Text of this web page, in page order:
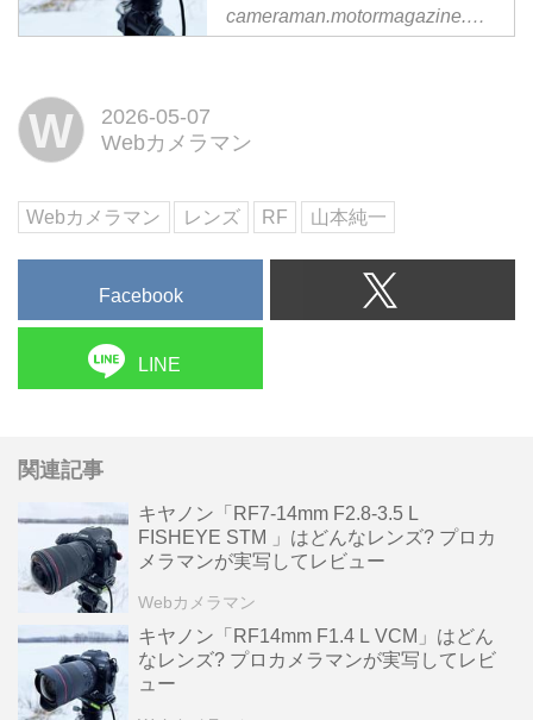
レンズがここに誕生した。開放
F1.4のVCMシリーズで最長画角
においては、地上の風景と星座を
にはないであろう、ドンピシャな
1本...
cameraman.motormagazine.co.jp
W
2026-05-07
Webカメラマン
Webカメラマン レンズ RF 山本純一
Facebook
LINE
関連記事
キヤノン「RF7-14mm F2.8-3.5 L
FISHEYE STM 」はどんなレンズ? プロカ
メラマンが実写してレビュー
Webカメラマン
キヤノン「RF14mm F1.4 L VCM」はどん
なレンズ? プロカメラマンが実写してレビ
ュー